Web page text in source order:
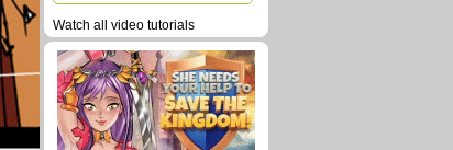
Watch all video tutorials